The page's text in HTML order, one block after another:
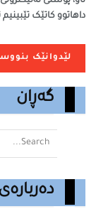
داهاتوو کاتێک
گەڕان